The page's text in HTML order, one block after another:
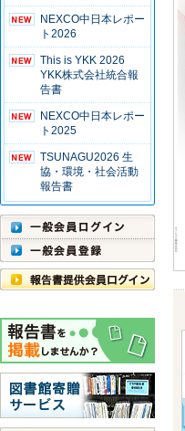
NEXCO中日本レポー
ト2026
This is YKK 2026
YKK株式会社統合報
告書
NEXCO中日本レポー
ト2025
TSUNAGU2026 生
協・環境・社会活動
報告書